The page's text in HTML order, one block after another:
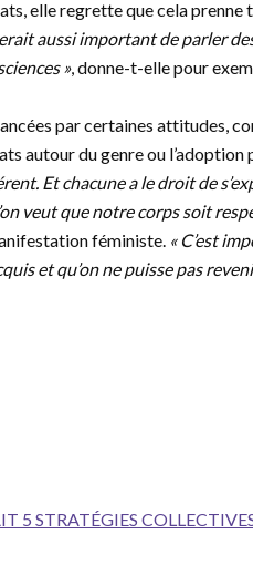
elle regrette que cela prenne
aussi important de parler
», donne-t-elle pour
par certaines attitudes,
autour du genre ou l’adoption
Et chacune a le droit de
veut que notre corps soit
féministe. « C’est
et qu’on ne puisse pas
5 STRATÉGIES